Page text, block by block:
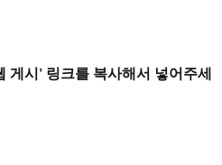
게시' 링크를 복사해서 넣어주세